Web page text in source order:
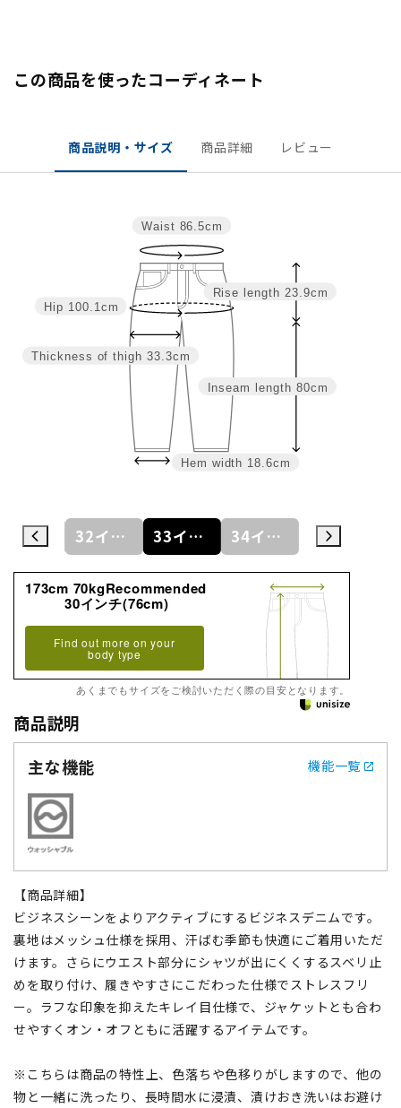
この商品を使ったコーディネート
商品説明・サイズ 商品詳細 レビュー
Inseam length 80cm
Rise length 23.9cm
Hem width 18.6cm
Thickness of thigh 33.3cm
Hip 100.1cm
Waist 86.5cm
31インチ(78cm) 32インチ(81cm) 33インチ(83cm) 34インチ(86cm)
173cm 70kgRecommended
30インチ(76cm)
Find out more on your
body type
あくまでもサイズをご検討いただく際の目安となります。
商品説明
主な機能
機能一覧
【商品詳細】
ビジネスシーンをよりアクティブにするビジネスデニムです。
裏地はメッシュ仕様を採用、汗ばむ季節も快適にご着用いただ
けます。さらにウエスト部分にシャツが出にくくするスベリ止
めを取り付け、履きやすさにこだわった仕様でストレスフリ
ー。ラフな印象を抑えたキレイ目仕様で、ジャケットとも合わ
せやすくオン・オフともに活躍するアイテムです。
※こちらは商品の特性上、色落ちや色移りがしますので、他の
物と一緒に洗ったり、長時間水に浸漬、漬けおき洗いはお避け